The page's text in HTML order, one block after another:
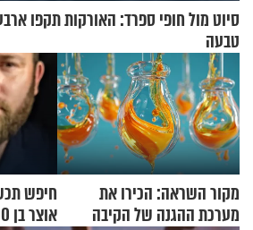
סיוט מול חופי ספרד: האורקות תקפו
טבעה
מקור השראה: הכירו את
מערכת ההגנה של הקיבה
חיפש
אוצר בן 2,500 שנה